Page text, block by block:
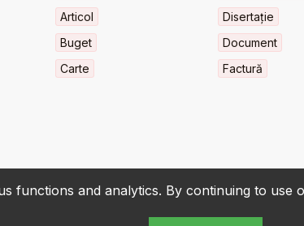
functions and analytics. By continuing to
Articol
Buget
Carte
Disertație
Document
Factură